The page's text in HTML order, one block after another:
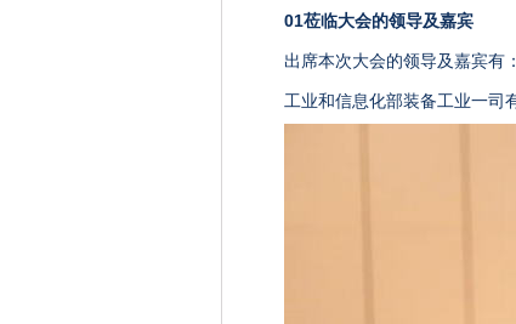
01莅临大会的领导及嘉宾
出席本次大会的领导及嘉宾有：
工业和信息化部装备工业一司